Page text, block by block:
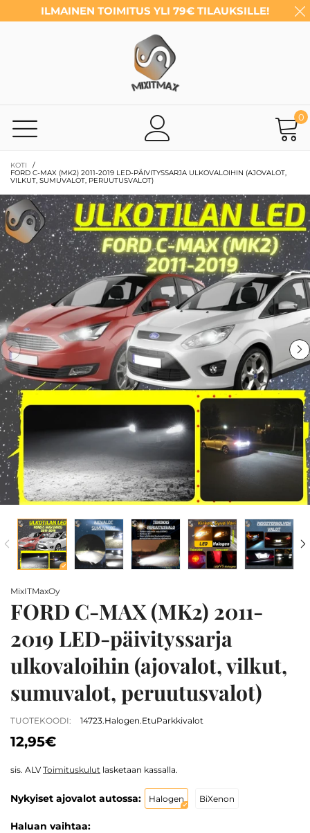
ILMAINEN TOIMITUS YLI 79€ TILAUKSILLE!
0
KOTI
/
FORD C-MAX (MK2) 2011-2019 LED-PÄIVITYSSARJA ULKOVALOIHIN (AJOVALOT,
VILKUT, SUMUVALOT, PERUUTUSVALOT)
MixITMaxOy
FORD C-MAX (MK2) 2011-
2019 LED-päivityssarja
ulkovaloihin (ajovalot, vilkut,
sumuvalot, peruutusvalot)
TUOTEKOODI: 14723.Halogen.EtuParkkivalot
12,95€
sis. ALVToimituskulut lasketaan kassalla.
Nykyiset ajovalot autossa: Halogen BiXenon
Haluan vaihtaa: